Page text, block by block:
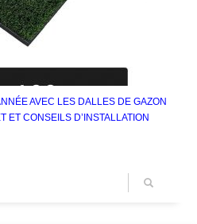
AVEC LES DALLES DE GAZON
ET CONSEILS D’INSTALLATION